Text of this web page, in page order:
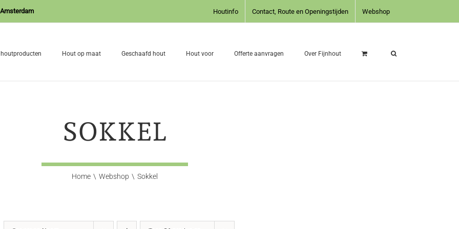
Houtinfo Contact, Route en Openingstijden Webshop
Hout op maat Geschaafd hout Hout voor Offerte aanvragen Over Fijnhout
SOKKEL
Home Webshop Sokkel